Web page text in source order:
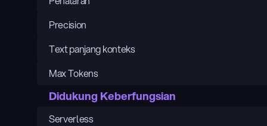
Precision
Text panjang konteks
Max Tokens
Didukung Keberfungsian
Serverless